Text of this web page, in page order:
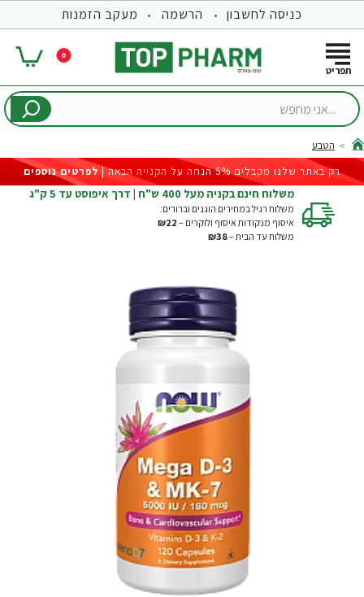
כניסה לחשבון הרשמה מעקב הזמנות
0
...אני
home
הטבע
רק באתר שלנו מקבלים 5% הנחה על הקנייה הבאה |
לפרטים נוספים
משלוח חינם בקניה מעל 400 ש"ח | דרך איפוסט עד 5 ק"ג
משלוח רגיל במחירים הוגנים וברורים:
איסוף מנקודות איסוף ולוקרים – ₪22
משלוח עד הבית –₪38